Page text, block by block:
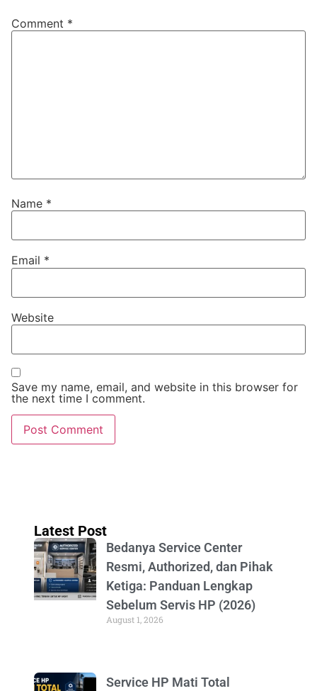
Comment *
Name *
Email *
Website
Save my name, email, and website in this browser for
the next time I comment.
Latest Post
Bedanya Service Center
Resmi, Authorized, dan Pihak
Ketiga: Panduan Lengkap
Sebelum Servis HP (2026)
August 1, 2026
Service HP Mati Total